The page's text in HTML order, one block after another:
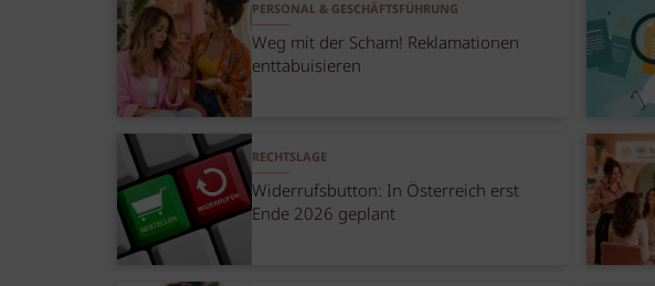
PERSONAL & GESCHÄFTSFÜHRUNG
Weg mit der Scham! Reklamationen
enttabuisieren
RECHTSLAGE
Widerrufsbutton: In Österreich erst
Ende 2026 geplant